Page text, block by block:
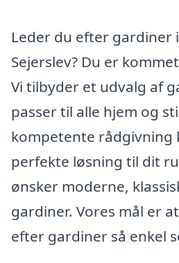
Leder du efter gardiner
Sejerslev? Du er
Vi tilbyder et udvalg af
passer til alle hjem og
kompetente rådgivning
perfekte løsning til dit
ønsker moderne,
gardiner. Vores mål er
efter gardiner så enkel